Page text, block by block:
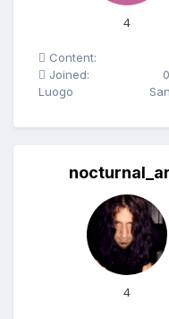
4
Content:
Joined:
Luogo
4